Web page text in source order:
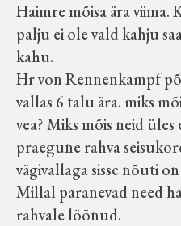
Haimre mõisa ära viima.
palju ei ole vald kahju
kahu.
Hr von Rennenkampf
vallas 6 talu ära. miks
vea? Miks mõis neid üles
praegune rahva
vägivallaga sisse nõuti
Millal paranevad need
rahvale löönud.